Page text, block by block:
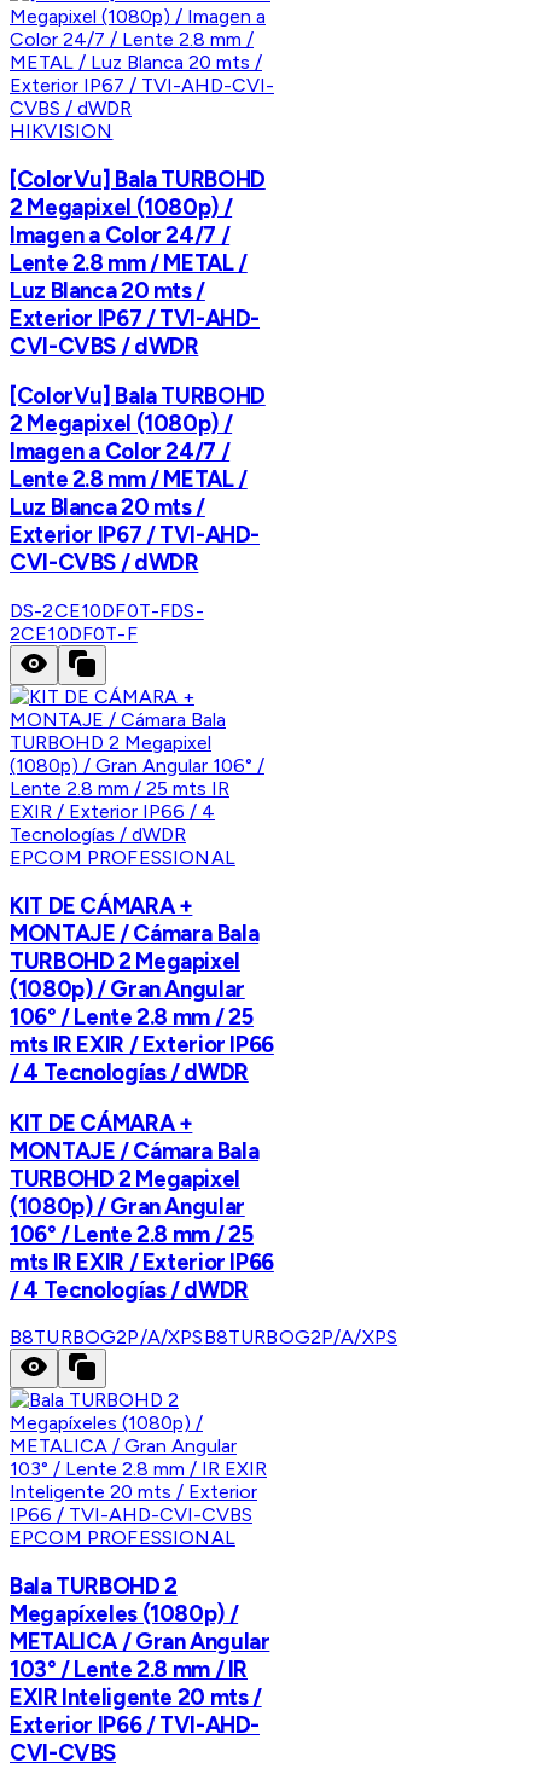
HIKVISION
[ColorVu] Bala TURBOHD
2 Megapixel (1080p) /
Imagen a Color 24/7 /
Lente 2.8 mm / METAL /
Luz Blanca 20 mts /
Exterior IP67 / TVI-AHD-
CVI-CVBS / dWDR
[ColorVu] Bala TURBOHD
2 Megapixel (1080p) /
Imagen a Color 24/7 /
Lente 2.8 mm / METAL /
Luz Blanca 20 mts /
Exterior IP67 / TVI-AHD-
CVI-CVBS / dWDR
DS-2CE10DF0T-FDS-
2CE10DF0T-F
EPCOM PROFESSIONAL
KIT DE CÁMARA +
MONTAJE / Cámara Bala
TURBOHD 2 Megapixel
(1080p) / Gran Angular
106° / Lente 2.8 mm / 25
mts IR EXIR / Exterior IP66
/ 4 Tecnologías / dWDR
KIT DE CÁMARA +
MONTAJE / Cámara Bala
TURBOHD 2 Megapixel
(1080p) / Gran Angular
106° / Lente 2.8 mm / 25
mts IR EXIR / Exterior IP66
/ 4 Tecnologías / dWDR
B8TURBOG2P/A/XPSB8TURBOG2P/A/XPS
EPCOM PROFESSIONAL
Bala TURBOHD 2
Megapíxeles (1080p) /
METALICA / Gran Angular
103° / Lente 2.8 mm / IR
EXIR Inteligente 20 mts /
Exterior IP66 / TVI-AHD-
CVI-CVBS